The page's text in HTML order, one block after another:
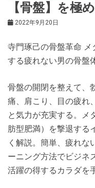
【骨盤】を極
2022年9月20日
寺門琢己の骨盤革命
する疲れない男の骨盤
骨盤の開閉を整えて、
痛、肩こり、目の疲れ
と気力が充実する。メ
肪型肥満）を撃退する
く解説。簡単、疲れな
ーニング方法でビジネ
活躍の得するカラダを